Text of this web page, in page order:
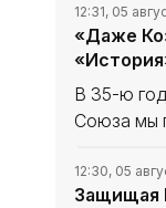
12:31, 05
«Даже
В 35-ю
Союза мы
в СССР. В
начали
12:30, 05
Защищая